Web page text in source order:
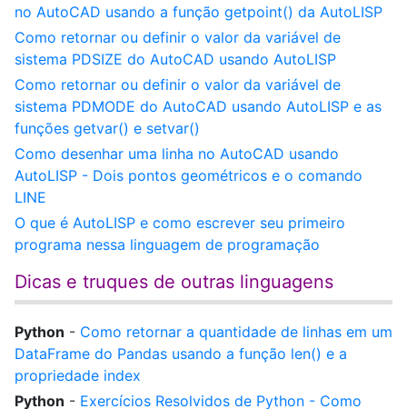
no AutoCAD usando a função getpoint() da AutoLISP
Como retornar ou definir o valor da variável de
sistema PDSIZE do AutoCAD usando AutoLISP
Como retornar ou definir o valor da variável de
sistema PDMODE do AutoCAD usando AutoLISP e as
funções getvar() e setvar()
Como desenhar uma linha no AutoCAD usando
AutoLISP - Dois pontos geométricos e o comando
LINE
O que é AutoLISP e como escrever seu primeiro
programa nessa linguagem de programação
Dicas e truques de outras linguagens
Python - Como retornar a quantidade de linhas em um
DataFrame do Pandas usando a função len() e a
propriedade index
Python - Exercícios Resolvidos de Python - Como